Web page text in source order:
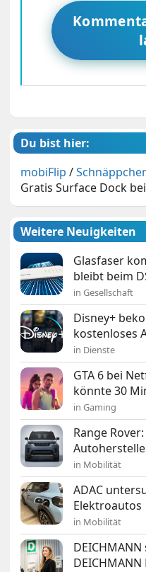
Du bist hier:
mobiFlip /
Gratis Surface Dock
Weitere Neuigkeiten
Glasfaser
bleibt beim
in Gesellschaft
Disney+
kostenloses
in Dienste
GTA 6 bei
könnte 30
in Gaming
Range
in Mobilität
ADAC
Elektroautos
in Mobilität